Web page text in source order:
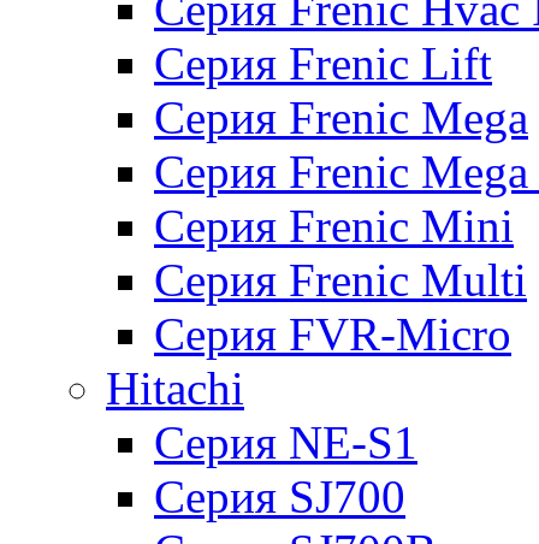
Серия Frenic Lift
Серия Frenic Mega
Серия Frenic Mega
Серия Frenic Mini
Серия Frenic Multi
Серия FVR-Micro
Hitachi
Серия NE-S1
Серия SJ700